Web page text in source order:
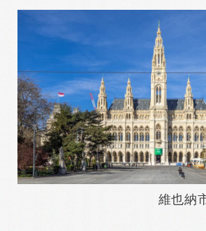
維也納